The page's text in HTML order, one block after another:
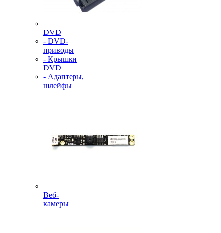
DVD
- DVD-
приводы
- Крышки
DVD
- Адаптеры,
шлейфы
Веб-
камеры